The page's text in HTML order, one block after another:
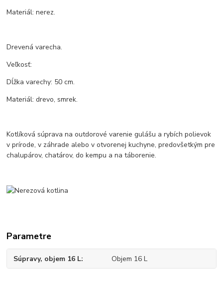
Materiál: nerez.
Drevená varecha.
Veľkosť:
Dĺžka varechy: 50 cm.
Materiál: drevo, smrek.
Kotlíková súprava na outdorové varenie gulášu a rybích polievok
v prírode, v záhrade alebo v otvorenej kuchyne, predovšetkým pre
chalupárov, chatárov, do kempu a na táborenie.
Parametre
Súpravy, objem 16 L Objem 16 L